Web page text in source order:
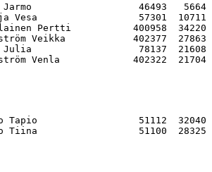
Jarmo                   46493   5664
Vesa                  57301  10711
Pertti           400958  34220
Veikka            402377  27863
Julia                   78137  21608
Tapio                  51112  32040